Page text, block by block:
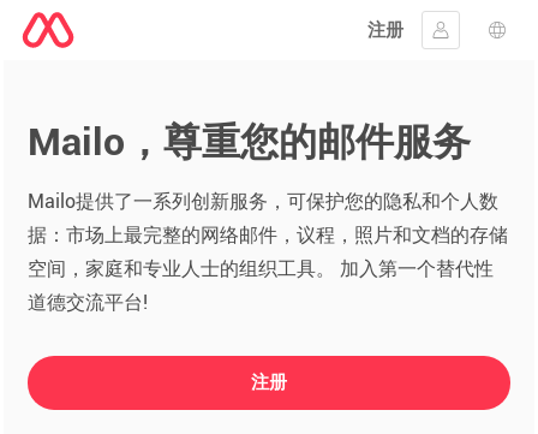
注册
登入 语言
Mailo，尊重您的邮件服务
Mailo提供了一系列创新服务，可保护您的隐私和个人数
据：市场上最完整的网络邮件，议程，照片和文档的存储
空间，家庭和专业人士的组织工具。 加入第一个替代性
道德交流平台!
注册